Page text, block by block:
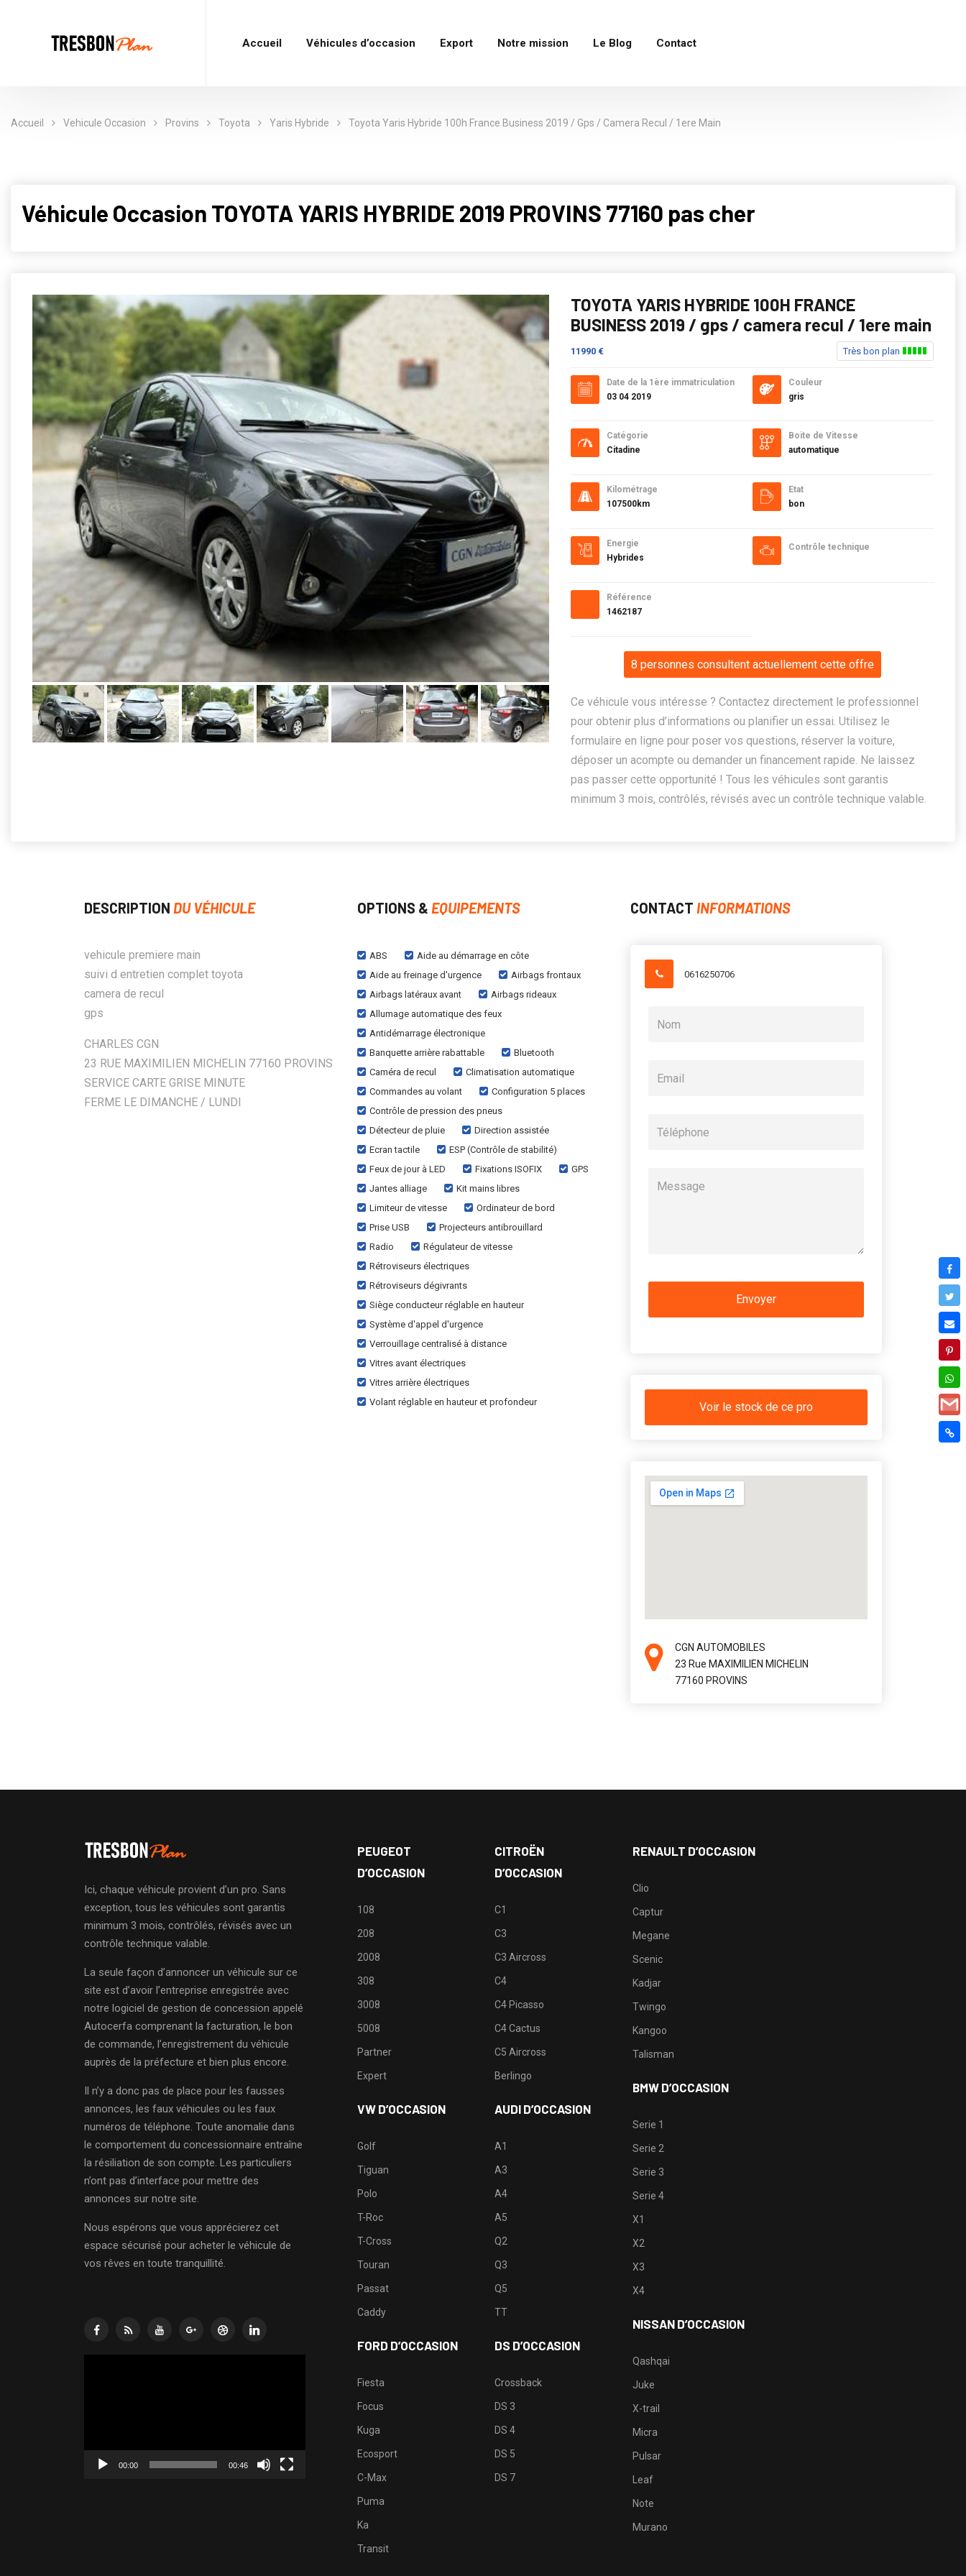
Accueil Véhicules d’occasion Export Notre mission Le Blog Contact
Accueil Vehicule Occasion Provins Toyota Yaris Hybride Toyota Yaris Hybride 100h France Business 2019 / Gps / Camera Recul / 1ere Main
Véhicule Occasion TOYOTA YARIS HYBRIDE 2019 PROVINS 77160 pas cher
TOYOTA YARIS HYBRIDE 100H FRANCE
BUSINESS 2019 / gps / camera recul / 1ere main
11990 € Très bon plan
Date de la 1ère immatriculation
03 04 2019
Catégorie
Citadine
Kilométrage
107500km
Energie
Hybrides
Référence
1462187
Couleur
gris
Boite de Vitesse
automatique
Etat
bon
Contrôle technique
8 personnes consultent actuellement cette offre
Ce véhicule vous intéresse ? Contactez directement le professionnel
pour obtenir plus d’informations ou planifier un essai. Utilisez le
formulaire en ligne pour poser vos questions, réserver la voiture,
déposer un acompte ou demander un financement rapide. Ne laissez
pas passer cette opportunité ! Tous les véhicules sont garantis
minimum 3 mois, contrôlés, révisés avec un contrôle technique valable.
DESCRIPTION DU VÉHICULE
vehicule premiere main
suivi d entretien complet toyota
camera de recul
gps
CHARLES CGN
23 RUE MAXIMILIEN MICHELIN 77160 PROVINS
SERVICE CARTE GRISE MINUTE
FERME LE DIMANCHE / LUNDI
OPTIONS & EQUIPEMENTS
ABS
Aide au démarrage en côte
Aide au freinage d'urgence
Airbags frontaux
Airbags latéraux avant
Airbags rideaux
Allumage automatique des feux
Antidémarrage électronique
Banquette arrière rabattable
Bluetooth
Caméra de recul
Climatisation automatique
Commandes au volant
Configuration 5 places
Contrôle de pression des pneus
Détecteur de pluie
Direction assistée
Ecran tactile
ESP (Contrôle de stabilité)
Feux de jour à LED
Fixations ISOFIX
GPS
Jantes alliage
Kit mains libres
Limiteur de vitesse
Ordinateur de bord
Prise USB
Projecteurs antibrouillard
Radio
Régulateur de vitesse
Rétroviseurs électriques
Rétroviseurs dégivrants
Siège conducteur réglable en hauteur
Système d'appel d'urgence
Verrouillage centralisé à distance
Vitres avant électriques
Vitres arrière électriques
Volant réglable en hauteur et profondeur
CONTACT INFORMATIONS
0616250706
Voir le stock de ce pro
CGN AUTOMOBILES
23 Rue MAXIMILIEN MICHELIN
77160 PROVINS
Ici, chaque véhicule provient d’un pro. Sans
exception, tous les véhicules sont garantis
minimum 3 mois, contrôlés, révisés avec un
contrôle technique valable.
La seule façon d’annoncer un véhicule sur ce
site est d’avoir l’entreprise enregistrée avec
notre logiciel de gestion de concession appelé
Autocerfa comprenant la facturation, le bon
de commande, l’enregistrement du véhicule
auprès de la préfecture et bien plus encore.
Il n’y a donc pas de place pour les fausses
annonces, les faux véhicules ou les faux
numéros de téléphone. Toute anomalie dans
le comportement du concessionnaire entraîne
la résiliation de son compte. Les particuliers
n’ont pas d’interface pour mettre des
annonces sur notre site.
Nous espérons que vous apprécierez cet
espace sécurisé pour acheter le véhicule de
vos rêves en toute tranquillité.
00:00 00:46
PEUGEOT
D’OCCASION
108
208
2008
308
3008
5008
Partner
Expert
VW D’OCCASION
Golf
Tiguan
Polo
T-Roc
T-Cross
Touran
Passat
Caddy
FORD D’OCCASION
Fiesta
Focus
Kuga
Ecosport
C-Max
Puma
Ka
Transit
CITROËN
D’OCCASION
C1
C3
C3 Aircross
C4
C4 Picasso
C4 Cactus
C5 Aircross
Berlingo
AUDI D’OCCASION
A1
A3
A4
A5
Q2
Q3
Q5
TT
DS D’OCCASION
Crossback
DS 3
DS 4
DS 5
DS 7
RENAULT D’OCCASION
Clio
Captur
Megane
Scenic
Kadjar
Twingo
Kangoo
Talisman
BMW D’OCCASION
Serie 1
Serie 2
Serie 3
Serie 4
X1
X2
X3
X4
NISSAN D’OCCASION
Qashqai
Juke
X-trail
Micra
Pulsar
Leaf
Note
Murano